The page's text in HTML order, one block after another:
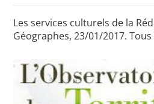
Les rendez-vous
Concours de
Concours
Conférences,
Les services culturels de la
Géographes, 23/01/2017.